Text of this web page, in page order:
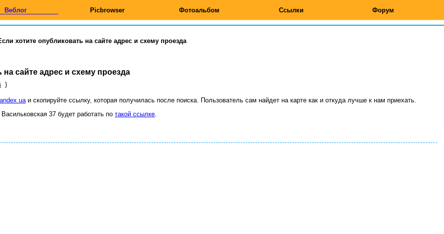
Веблог Picbrowser Фотоальбом Ссылки Форум
хотите опубликовать на сайте адрес и схему проезда
на сайте адрес и схему проезда
)
и скопируйте ссылку, которая получилась после поиска. Пользователь сам найдет на карте как и откуда лучше к нам приехать.
37 будет работать по такой ссылке